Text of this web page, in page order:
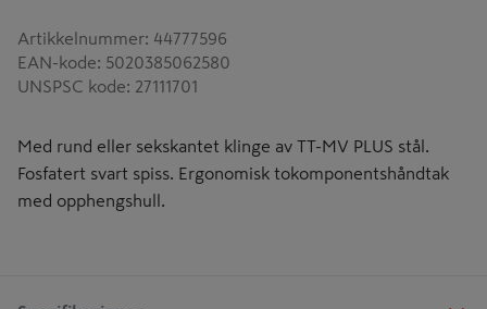
Artikkelnummer: 44777596
EAN-kode: 5020385062580
UNSPSC kode: 27111701
Med rund eller sekskantet klinge av TT-MV PLUS stål.
Fosfatert svart spiss. Ergonomisk tokomponentshåndtak
med opphengshull.